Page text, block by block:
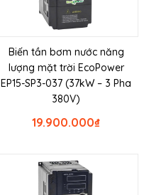
Biến tần bơm nước năng
lượng mặt trời EcoPower
EP15-SP3-037 (37kW – 3 Pha
380V)
₫
19.900.000